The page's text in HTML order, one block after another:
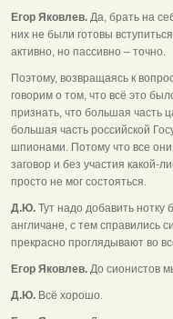
Егор Яковлев. Да, брать на
них не были готовы
активно, но пассивно – точно.
Поэтому, возвращаясь к
говорим о том, что всё это
признать, что большая часть
большая часть российской
шпионами. Потому что все
заговор и без участия какой-
просто не мог состояться.
Д.Ю. Тут надо добавить нотку
англичане, с тем справились
прекрасно проглядывают во
Егор Яковлев. До сионистов
Д.Ю. Всё хорошо.